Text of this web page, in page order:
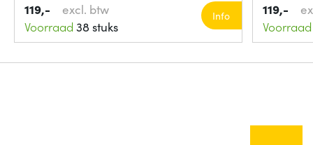
119,-
excl. btw
Voorraad 38 stuks
Info 119,-
Voorraad